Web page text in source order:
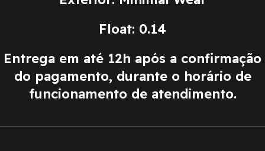
Float: 0.14
Entrega em até 12h após a confirmação
do pagamento, durante o horário de
funcionamento de atendimento.